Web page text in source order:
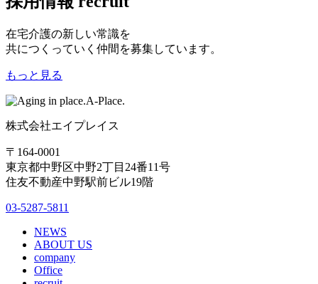
在宅介護の新しい常識を
共につくっていく仲間を募集しています。
もっと見る
株式会社エイプレイス
〒164-0001
東京都中野区中野2丁目24番11号
住友不動産中野駅前ビル19階
03-5287-5811
NEWS
ABOUT US
company
Office